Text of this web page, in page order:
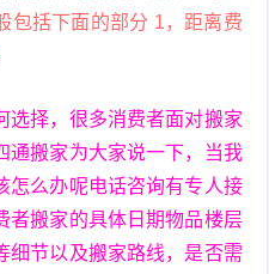
包括下面的部分 1，距离费
选择，很多消费者面对搬家
通搬家为大家说一下，当我
怎么办呢电话咨询有专人接
者搬家的具体日期物品楼层
细节以及搬家路线，是否需